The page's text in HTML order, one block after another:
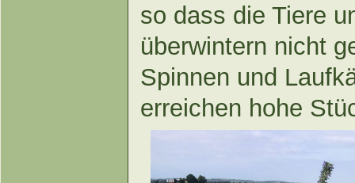
so dass die Tiere
überwintern nicht
Spinnen und
erreichen hohe